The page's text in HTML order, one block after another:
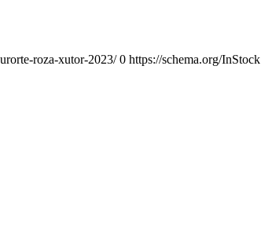
roza-xutor-2023/ 0 https://schema.org/InStock